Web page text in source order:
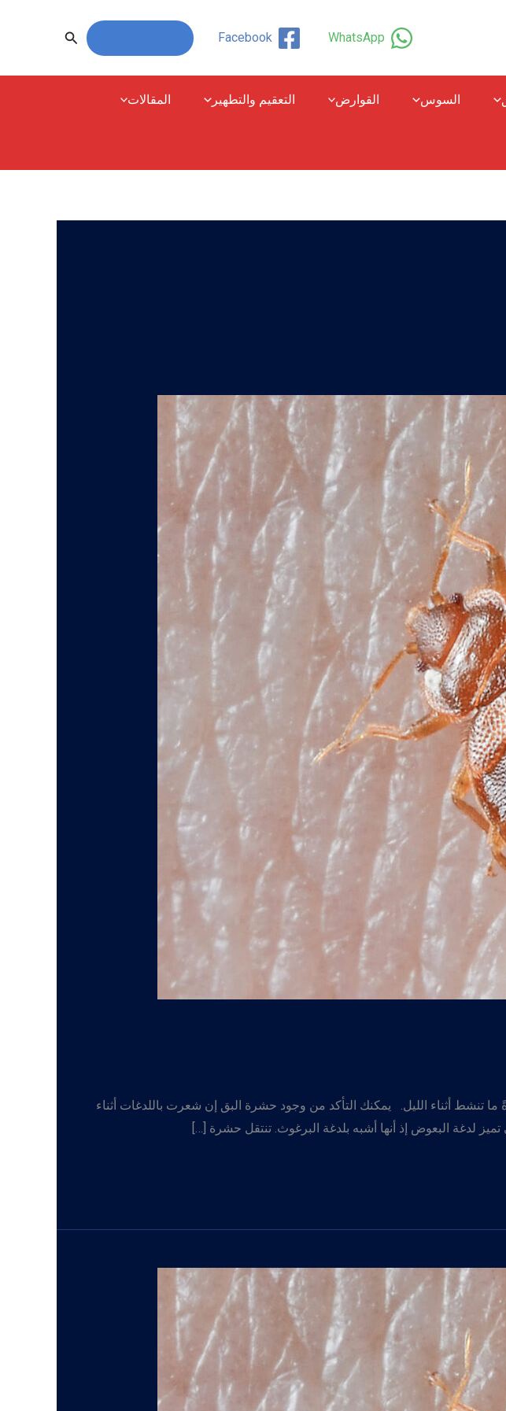
WhatsApp
Facebook البحث
السوس القوارض التعقيم والتطهير المقالات
تنشط أثناء الليل. يمكنك التأكد من وجود حشرة البق إن شعرت باللدغات أثناء
لدغة البعوض إذ أنها أشبه بلدغة البرغوث. تنتقل حشرة […]